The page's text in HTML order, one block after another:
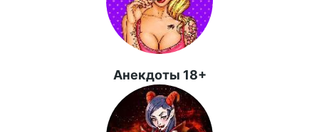
Анекдоты 18+